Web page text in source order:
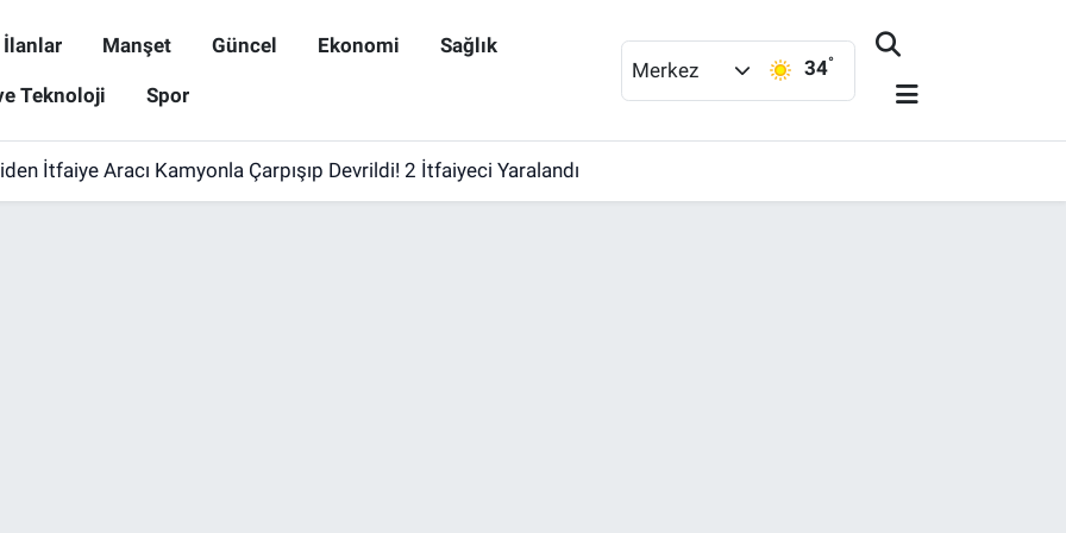
İlanlar Manşet Güncel Ekonomi Sağlık
Teknoloji Spor
Merkez 34°
İtfaiye Aracı Kamyonla Çarpışıp Devrildi! 2 İtfaiyeci Yaralandı